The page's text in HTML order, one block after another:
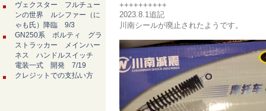
ヴェクスター フルチュー
ンの世界 ルシファー（に
ゃも氏）降臨 9/3
GN250系 ボルティ グラ
ストラッカー メインハー
ネス ハンドルスイッチ
電装一式 開発 7/19
クレジットでの支払い方
++++++++++
2023.8.1追記
川南シールが廃止されたようです。